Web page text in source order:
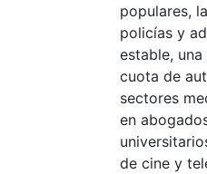
populares,
policías y
estable,
cuota de
sectores
en
de cine y